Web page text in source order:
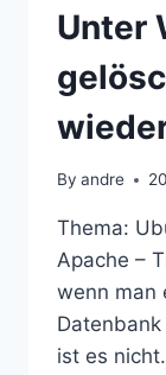
Unter
By andre
Thema:
Apache –
wenn man
ist es